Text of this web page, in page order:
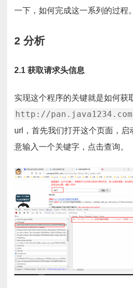
一下，如何完成这一系列的过程。
2 分析
2.1 获取请求头信息
实现这个程序的关键就是如何获
http://
url，首先我们打开这个页面，启
意输入一个关键字，点击查询。